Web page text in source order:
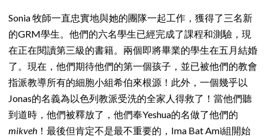
Sonia 牧師一直忠實地與她的團隊一起工作，獲得了三名新
的GRM學生。他們的六名學生已經完成了課程和測驗，現
在正在閱讀第三級的書籍。兩個即將畢業的學生在五月結婚
了。現在，他們期待他們的第一個孩子，並已被他們的教會
指派教導所有的細胞小組希伯來根源！此外，一個幾乎以
Jonas的名義為以色列教派受洗的全家人得救了！當他們聽
到道時，他們被釋放了，他們奉Yeshua的名做了他們的
mikveh ！最後但肯定不是最不重要的，Ima Bat Ami組開始